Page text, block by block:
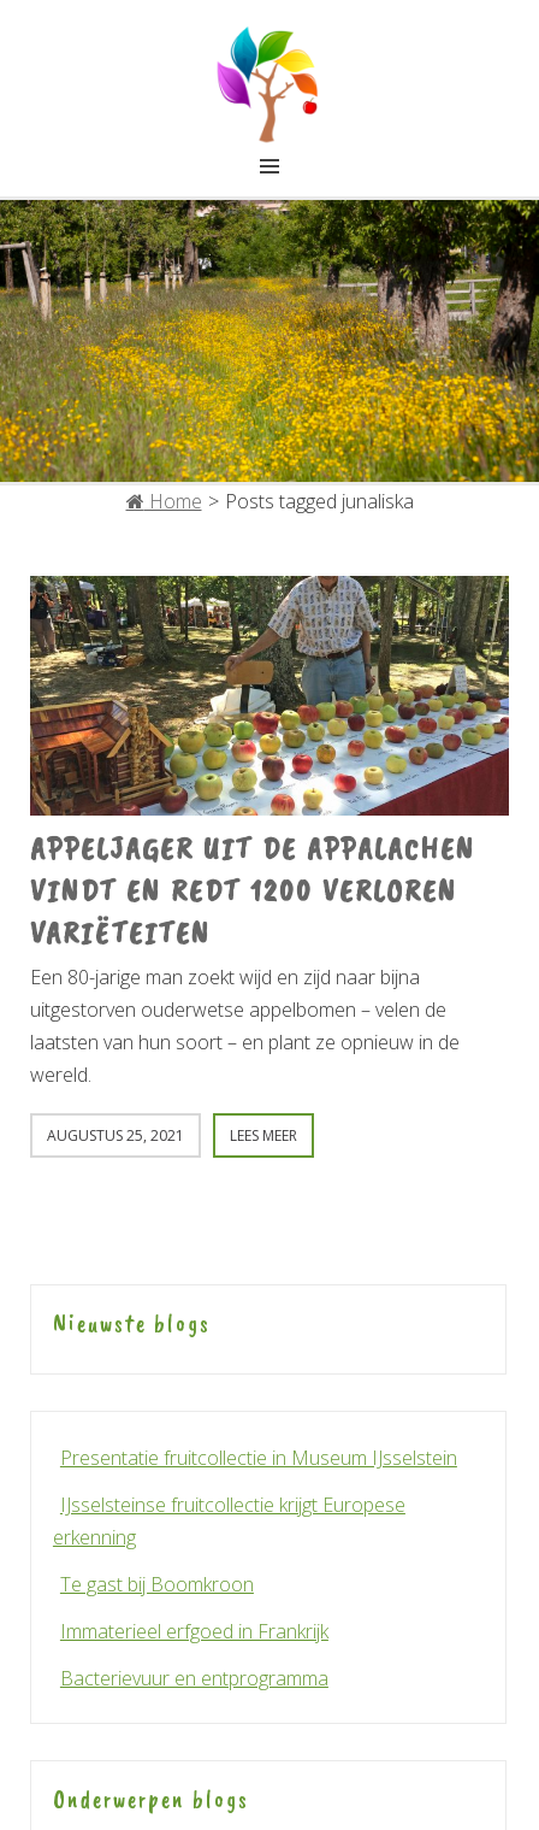
FRUITCOLLECTIE IJSSELSTEIN
Home > Posts tagged junaliska
APPELJAGER UIT DE APPALACHEN
VINDT EN REDT 1200 VERLOREN
VARIËTEITEN
Een 80-jarige man zoekt wijd en zijd naar bijna
uitgestorven ouderwetse appelbomen – velen de
laatsten van hun soort – en plant ze opnieuw in de
wereld.
AUGUSTUS 25, 2021 LEES MEER
Nieuwste blogs
Presentatie fruitcollectie in Museum IJsselstein
IJsselsteinse fruitcollectie krijgt Europese
erkenning
Te gast bij Boomkroon
Immaterieel erfgoed in Frankrijk
Bacterievuur en entprogramma
Onderwerpen blogs